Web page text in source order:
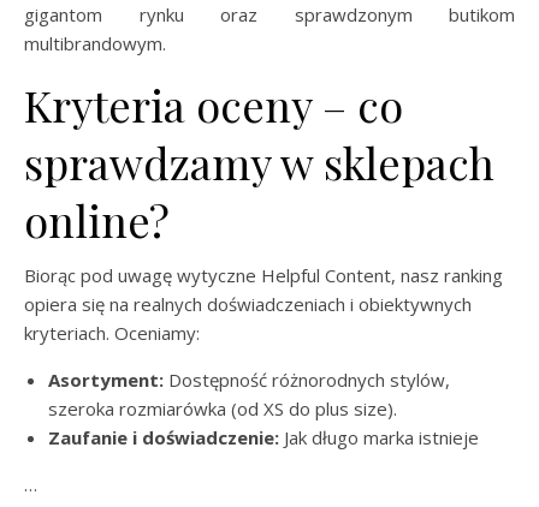
gigantom rynku oraz sprawdzonym butikom
multibrandowym.
Kryteria oceny – co
sprawdzamy w sklepach
online?
Biorąc pod uwagę wytyczne Helpful Content, nasz ranking
opiera się na realnych doświadczeniach i obiektywnych
kryteriach. Oceniamy:
Asortyment: Dostępność różnorodnych stylów,
szeroka rozmiarówka (od XS do plus size).
Zaufanie i doświadczenie: Jak długo marka istnieje
…